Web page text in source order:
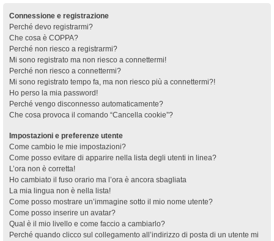
Connessione e registrazione
Perché devo registrarmi?
Che cosa è COPPA?
Perché non riesco a registrarmi?
Mi sono registrato ma non riesco a connettermi!
Perché non riesco a connettermi?
Mi sono registrato tempo fa, ma non riesco più a connettermi?!
Ho perso la mia password!
Perché vengo disconnesso automaticamente?
Che cosa provoca il comando “Cancella cookie”?
Impostazioni e preferenze utente
Come cambio le mie impostazioni?
Come posso evitare di apparire nella lista degli utenti in linea?
L’ora non è corretta!
Ho cambiato il fuso orario ma l’ora è ancora sbagliata
La mia lingua non è nella lista!
Come posso mostrare un’immagine sotto il mio nome utente?
Come posso inserire un avatar?
Qual è il mio livello e come faccio a cambiarlo?
Perché quando clicco sul collegamento all’indirizzo di posta di un utente mi